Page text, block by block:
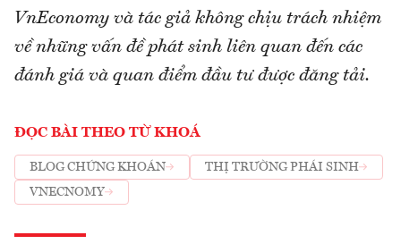
VnEconomy và tác giả không chịu trách nhiệm
về những vấn đề phát sinh liên quan đến các
đánh giá và quan điểm đầu tư được đăng tải.
ĐỌC BÀI THEO TỪ KHOÁ
BLOG CHỨNG KHOÁN
THỊ TRƯỜNG PHÁI SINH
VNECNOMY